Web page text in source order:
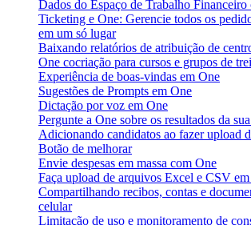
Dados do Espaço de Trabalho Financeiro
Ticketing e One: Gerencie todos os
em um só lugar
Baixando relatórios de atribuição de
One cocriação para cursos e grupos de
Experiência de boas-vindas em One
Sugestões de Prompts em One
Dictação por voz em One
Pergunte a One sobre os resultados da
Adicionando candidatos ao fazer upload
Botão de melhorar
Envie despesas em massa com One
Faça upload de arquivos Excel e CSV
Compartilhando recibos, contas e
celular
Limitação de uso e monitoramento de